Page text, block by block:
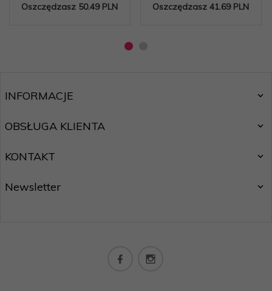
Oszczędzasz 50.49 PLN
Oszczędzasz 41.69 PLN
INFORMACJE
OBSŁUGA KLIENTA
KONTAKT
Newsletter